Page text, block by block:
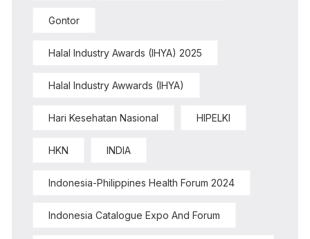
Gontor
Halal Industry Awards (IHYA) 2025
Halal Industry Awwards (IHYA)
Hari Kesehatan Nasional HIPELKI
HKN INDIA
Indonesia-Philippines Health Forum 2024
Indonesia Catalogue Expo And Forum